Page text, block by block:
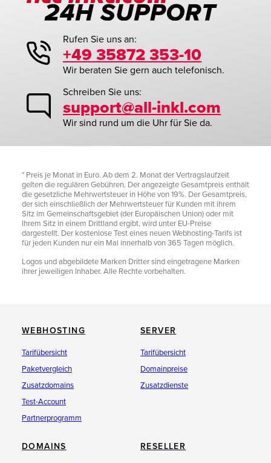
Rufen Sie uns an:
+49 35872 353-10
Wir beraten Sie gern auch telefonisch.
Schreiben Sie uns:
support@all-inkl.com
Wir sind rund um die Uhr für Sie da.
* Preis je Monat in Euro. Ab dem 2. Monat der Vertragslaufzeit
gelten die regulären Gebühren. Der angezeigte Gesamtpreis enthält
die gesetzliche Mehrwertsteuer in Höhe von 19%. Der Gesamtpreis,
der sich einschließlich der Mehrwertsteuer für Kunden mit ihrem
Sitz im Gemeinschaftsgebiet (der Europäischen Union) oder mit
Ihrem Sitz in einem Drittland ergibt, wird unter EU-Preise
dargestellt. Der kostenlose Test eines neuen Webhosting-Tarifs ist
für jeden Kunden nur ein Mal innerhalb von 365 Tagen möglich.
Logos und abgebildete Marken Dritter sind eingetragene Marken
ihrer jeweiligen Inhaber. Alle Rechte vorbehalten.
WEBHOSTING
Tarifübersicht
Paketvergleich
Zusatzdomains
Test-Account
Partnerprogramm
SERVER
Tarifübersicht
Domainpreise
Zusatzdienste
DOMAINS RESELLER